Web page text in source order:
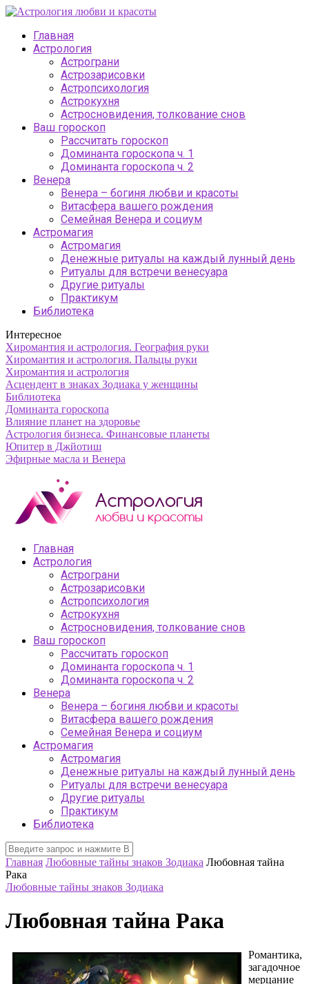
Главная
Астрология
Астрограни
Астрозарисовки
Астропсихология
Астрокухня
Астросновидения, толкование снов
Ваш гороскоп
Рассчитать гороскоп
Доминанта гороскопа ч. 1
Доминанта гороскопа ч. 2
Венера
Венера – богиня любви и красоты
Витасфера вашего рождения
Семейная Венера и социум
Астромагия
Астромагия
Денежные ритуалы на каждый лунный день
Ритуалы для встречи венесуара
Другие ритуалы
Практикум
Библиотека
Интересное
Хиромантия и астрология. География руки
Хиромантия и астрология. Пальцы руки
Хиромантия и астрология
Асцендент в знаках Зодиака у женщины
Библиотека
Доминанта гороскопа
Влияние планет на здоровье
Астрология бизнеса. Финансовые планеты
Юпитер в Джйотиш
Эфирные масла и Венера
Главная
Астрология
Астрограни
Астрозарисовки
Астропсихология
Астрокухня
Астросновидения, толкование снов
Ваш гороскоп
Рассчитать гороскоп
Доминанта гороскопа ч. 1
Доминанта гороскопа ч. 2
Венера
Венера – богиня любви и красоты
Витасфера вашего рождения
Семейная Венера и социум
Астромагия
Астромагия
Денежные ритуалы на каждый лунный день
Ритуалы для встречи венесуара
Другие ритуалы
Практикум
Библиотека
Главная Любовные тайны знаков Зодиака Любовная тайна
Рака
Любовные тайны знаков Зодиака
Любовная тайна Рака
Романтика,
загадочное
мерцание